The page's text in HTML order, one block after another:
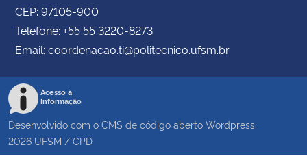
CEP: 97105-900
Telefone: +55 55 3220-8273
Email: coordenacao.ti@politecnico.ufsm.br
Acesso à
Informação
Desenvolvido com o CMS de código aberto Wordpress
2026 UFSM / CPD